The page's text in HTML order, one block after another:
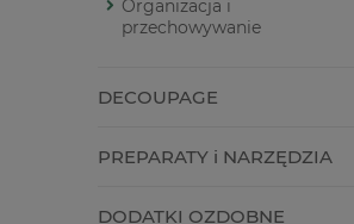
Organizacja i
przechowywanie
DECOUPAGE
PREPARATY i NARZĘDZIA
DODATKI OZDOBNE